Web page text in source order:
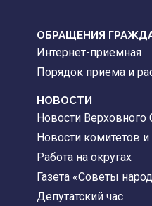
ОБРАЩЕНИЯ
Интернет-приемная
Порядок приема и
НОВОСТИ
Новости Верховного
Новости комитетов
Работа на округах
Газета «Советы
Депутатский час